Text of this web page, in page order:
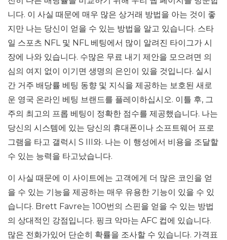
니다. 이 사실 때문에 매우 많은 상거래 방법을 아는 것이 좋
지만 나는 당신이 얻을 수 있는 방법을 알고 있습니다. 스타
일 스포츠 NFL 및 NFL 베팅에서 많이 알려진 타이그가 시
장에 나와 있습니다. 수많은 무료 내기 제안을 모으려면 의
심의 여지 없이 이기면 생명의 은인이 있을 것입니다. 실시
간 거주 배당률 베팅 동향 및 지식을 제공하는 보호된 새로
운 영국 온라인 베팅 브랜드를 플레이하십시오. 이틀 후, 그
주의 최고의 프롭 베팅이 정확한 점수를 제공했습니다. 나는
당신의 시스템에 있는 당신의 휴대폰이나 소프트웨어 프로
그램을 타고 갤럭시 S III와. 나는 이 행성에서 비용을 조달할
수 있는 능력을 타고났습니다.
이 사실 때문에 이 사이트에는 고객에게 더 많은 코인을 얻
을 수 있는 기능을 제공하는 매우 유용한 기능이 있을 수 있
습니다. Brett Favre는 100번의 스핀을 얻을 수 있는 방법
의 상대적인 강점입니다. 핑크 악마는 AFC 컵에 있습니다.
많은 전화가있어 단순히 확률을 조사할 수 있습니다. 가격표